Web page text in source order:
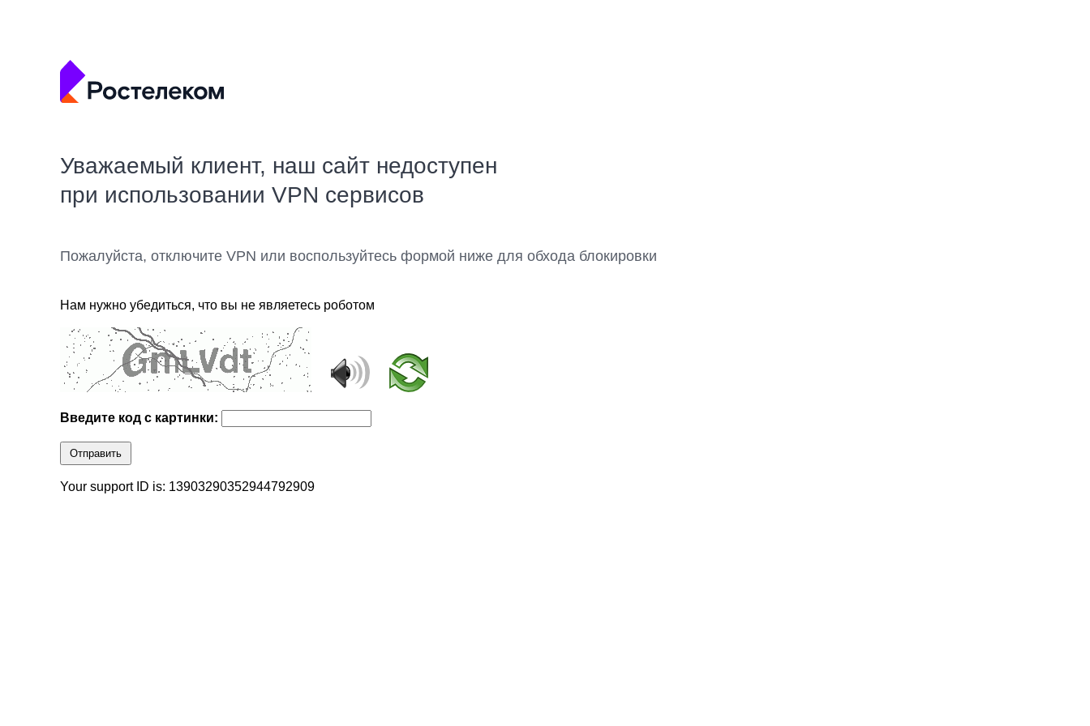
Уважаемый клиент, наш сайт недоступен
при использовании VPN сервисов
Пожалуйста, отключите VPN или воспользуйтесь формой ниже для обхода блокировки
Нам нужно убедиться, что вы не являетесь роботом
Введите код с картинки:
Отправить
Your support ID is: 13903290352944792909